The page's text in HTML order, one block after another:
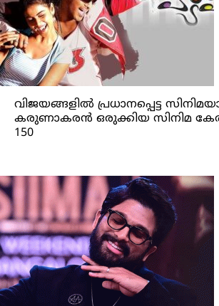
വിജയങ്ങളിൽ പ്രധാനപ്പെട്ട
കരുണാകരൻ ഒരുക്കിയ സിനിമ
150